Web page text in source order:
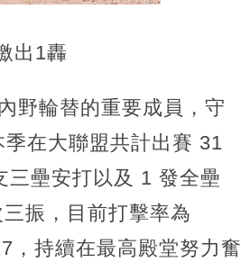
出1轟
野輪替的重要成員，守
在大聯盟共計出賽 31
壘安打以及 1 發全壘
振，目前打擊率為
，持續在最高殿堂努力奮